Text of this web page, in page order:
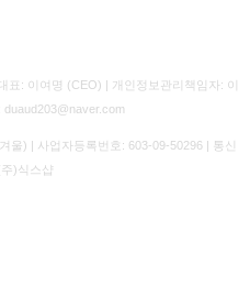
: 이여명 (CEO) | 개인정보관리책임자: 이
울) | 사업자등록번호: 603-09-50296 | 통신
)식스샵